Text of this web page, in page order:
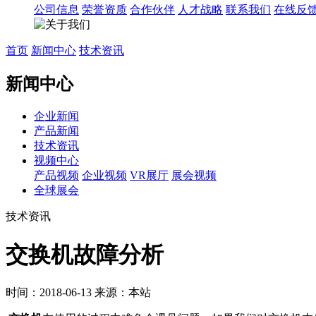
公司信息 荣誉资质 合作伙伴 人才战略 联系我们 在线反
首页 新闻中心 技术资讯
新闻中心
企业新闻
产品新闻
技术资讯
视频中心
产品视频 企业视频 VR展厅 展会视频
全球展会
技术资讯
交换机故障分析
时间：2018-06-13 来源：本站